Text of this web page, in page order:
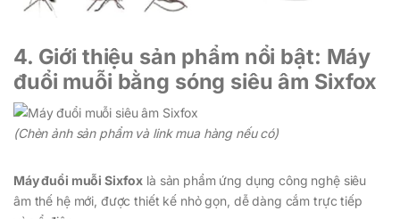
4. Giới thiệu sản phẩm nổi bật: Máy
đuổi muỗi bằng sóng siêu âm Sixfox
(Chèn ảnh sản phẩm và link mua hàng nếu có)
Máy đuổi muỗi Sixfox là sản phẩm ứng dụng công nghệ siêu
âm thế hệ mới, được thiết kế nhỏ gọn, dễ dàng cắm trực tiếp